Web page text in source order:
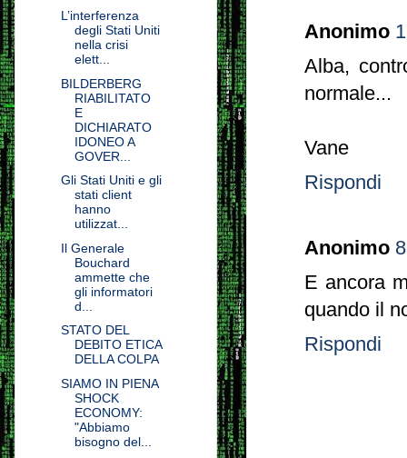
Anonimo
Alba,
normale...
Vane
Rispondi
Anonimo
E ancora
quando il
Rispondi
L’interferenza
degli Stati Uniti
nella crisi
elett...
BILDERBERG
RIABILITATO
E
DICHIARATO
IDONEO A
GOVER...
Gli Stati Uniti e gli
stati client
hanno
utilizzat...
Il Generale
Bouchard
ammette che
gli informatori
d...
STATO DEL
DEBITO ETICA
DELLA COLPA
SIAMO IN PIENA
SHOCK
ECONOMY:
"Abbiamo
bisogno del...